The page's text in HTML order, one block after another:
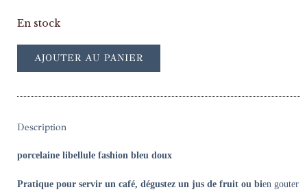
En stock
AJOUTER AU PANIER
Description
porcelaine libellule fashion bleu doux
Pratique pour servir un café, dégustez un jus de fruit ou bien gouter